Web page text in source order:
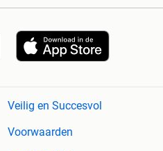
Veilig en Succesvol
Voorwaarden